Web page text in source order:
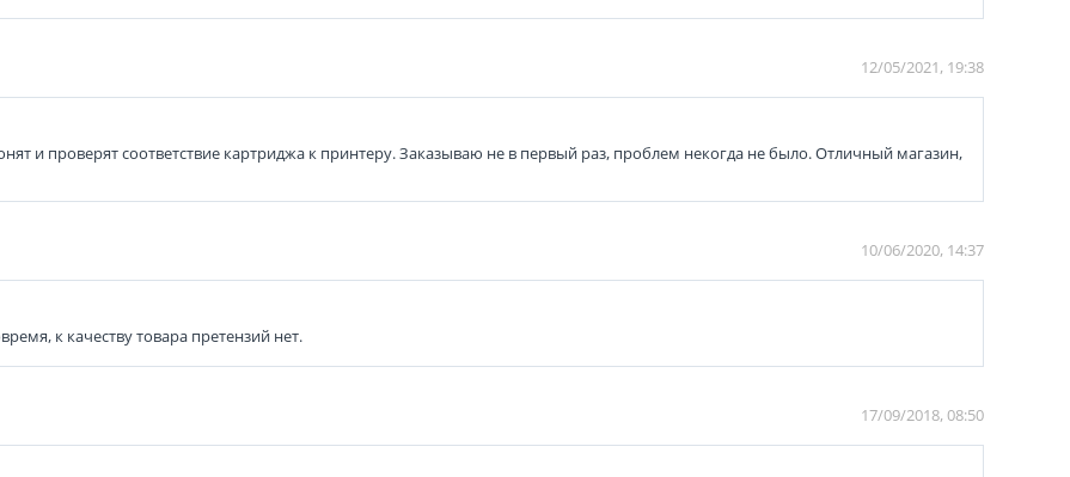
12/05/2021, 19:38
и проверят соответствие картриджа к принтеру. Заказываю не в первый раз, проблем некогда не было. Отличный магазин,
10/06/2020, 14:37
к качеству товара претензий нет.
17/09/2018, 08:50